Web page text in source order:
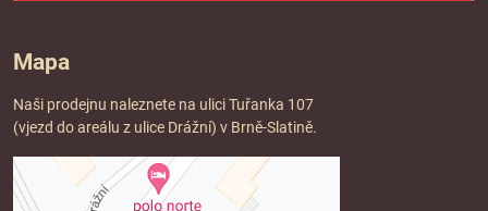
Mapa
Naši prodejnu naleznete na ulici Tuřanka 107
(vjezd do areálu z ulice Drážní) v Brně-Slatině.